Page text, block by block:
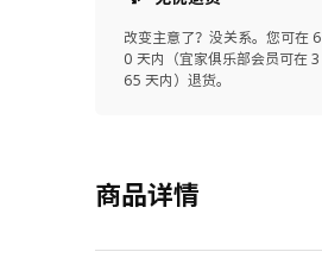
改变主意了？没关系。您可在 6
0 天内（宜家俱乐部会员可在 3
65 天内）退货。
商品详情